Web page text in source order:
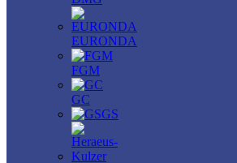
EURONDA
FGM
GC
GS